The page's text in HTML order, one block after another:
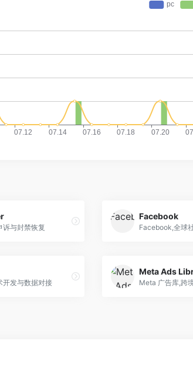
诉与封禁恢复
Facebook
Facebook,全球
开发与数据对接
Meta Ads
Meta 广告库,跨